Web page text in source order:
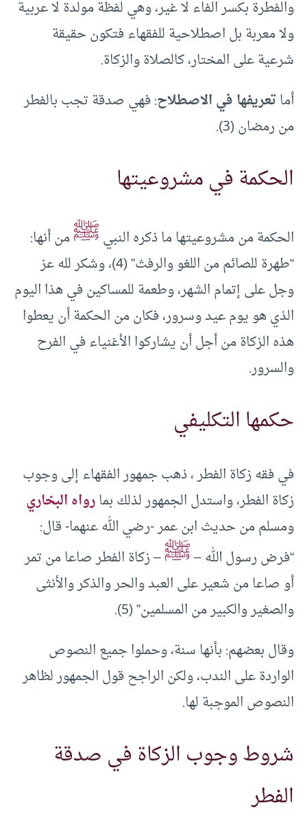
والفطرة بكسر الفاء لا غير، وهي لفظة مولدة لا عربية
ولا معربة بل اصطلاحية للفقهاء فتكون حقيقة
شرعية على المختار، كالصلاة والزكاة.
أماتعريفها في الاصطلاح: فهي صدقة تجب بالفطر
من رمضان (3).
الحكمة في مشروعيتها
الحكمة من مشروعيتها ما ذكره النبيﷺمن أنها:
“طهرة للصائم من اللغو والرفث” (4)، وشكر لله عز
وجل على إتمام الشهر، وطعمة للمساكين في هذا اليوم
الذي هو يوم عيد وسرور، فكان من الحكمة أن يعطوا
هذه الزكاة من أجل أن يشاركوا الأغنياء في الفرح
والسرور.
حكمها التكليفي
في فقه زكاة الفطر ، ذهب جمهور الفقهاء إلى وجوب
زكاة الفطر، واستدل الجمهور لذلك بمارواه البخاري
ومسلم من حديث ابن عمر -رضي الله عنهما- قال:
“فرض رسول الله –ﷺ– زكاة الفطر صاعا من تمر
أو صاعا من شعير على العبد والحر والذكر والأنثى
والصغير والكبير من المسلمين” (5).
وقال بعضهم: بأنها سنة، وحملوا جميع النصوص
الواردة على الندب، ولكن الراجح قول الجمهور لظاهر
النصوص الموجبة لها.
شروط وجوب الزكاة في صدقة
الفطر